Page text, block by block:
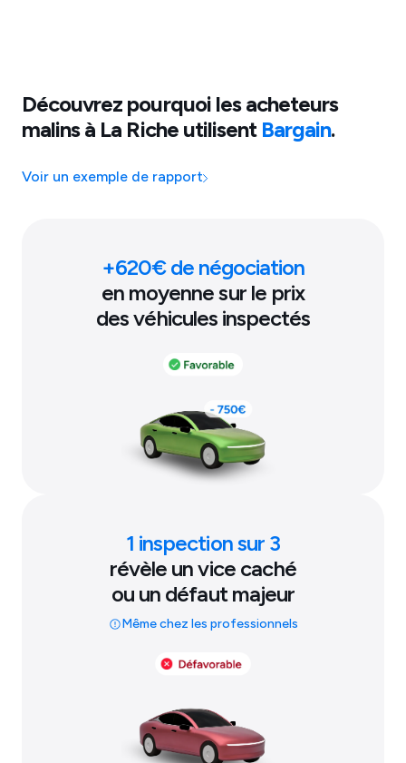
Découvrez pourquoi les acheteurs
malins à La Richeutilisent Bargain.
Voir un exemple de rapport
+620€ de négociation
en moyenne sur le prix
des véhicules inspectés
1 inspection sur 3
révèle un vice caché
ou un défaut majeur
Même chez les professionnels